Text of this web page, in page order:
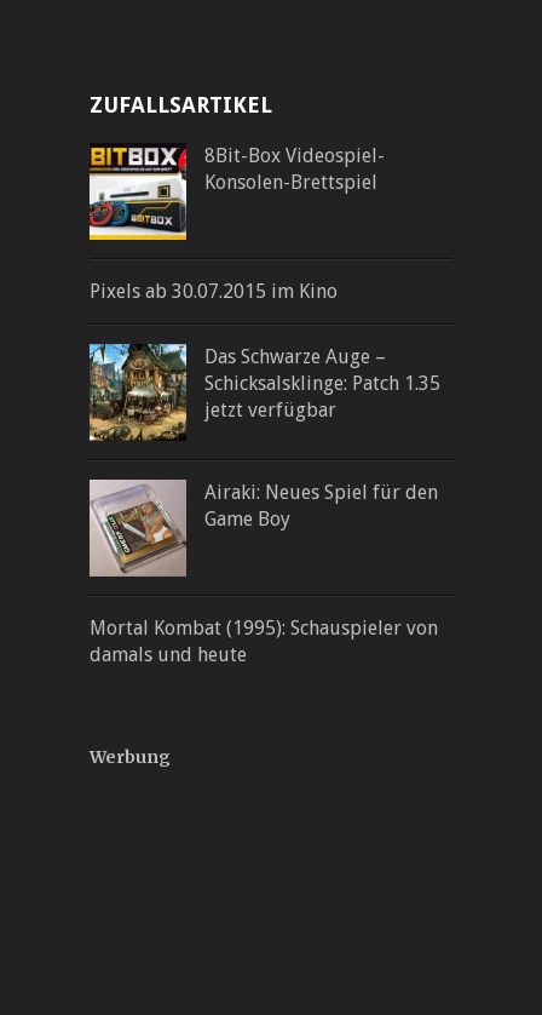
ZUFALLSARTIKEL
8Bit-Box Videospiel-
Konsolen-Brettspiel
Pixels ab 30.07.2015 im Kino
Das Schwarze Auge –
Schicksalsklinge: Patch 1.35
jetzt verfügbar
Airaki: Neues Spiel für den
Game Boy
Mortal Kombat (1995): Schauspieler von
damals und heute
Werbung